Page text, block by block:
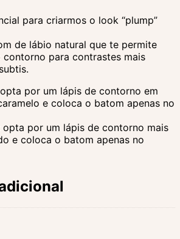
para criarmos o look “plump”
de lábio natural que te permite
contorno para contrastes mais
por um lápis de contorno em
e coloca o batom apenas no
opta por um lápis de contorno mais
e coloca o batom apenas no